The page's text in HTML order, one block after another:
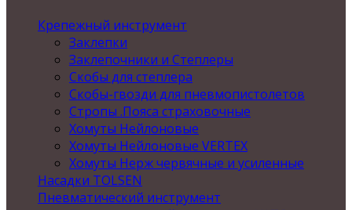
Крепежный инструмент
Заклепки
Заклепочники и Степлеры
Скобы для степлера
Скобы-гвозди для пневмопистолетов
Стропы .Пояса страховочные
Хомуты Нейлоновые
Хомуты Нейлоновые VERTEX
Хомуты Нерж червячные и усиленные
Насадки TOLSEN
Пневматический инструмент